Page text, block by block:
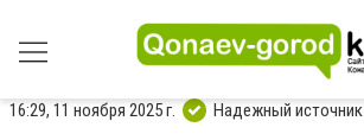
16:29, 11 ноября 2025 г. Надежный источник